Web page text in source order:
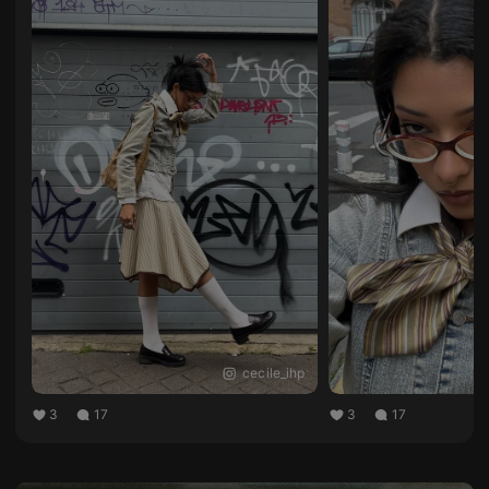
👓 Frame Only - includes demo lenses
cecile_ihp
3 17 3 17